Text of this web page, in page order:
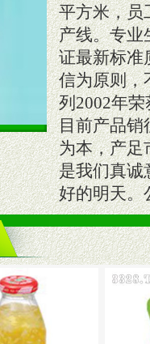
平方米，员
产线。专
证最新标准
信为原则，
列2002年
目前产品销
为本，产足
是我们真
好的明天。